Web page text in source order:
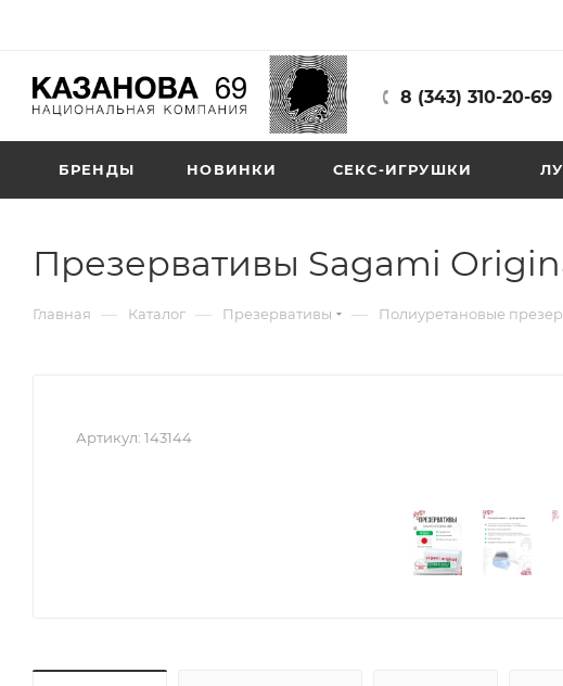
8 (343) 310-20-69
БРЕНДЫ НОВИНКИ СЕКС-ИГРУШКИ
Презервативы Sagami
Главная — Каталог — Презервативы — Полиуретановые
Артикул: 143144